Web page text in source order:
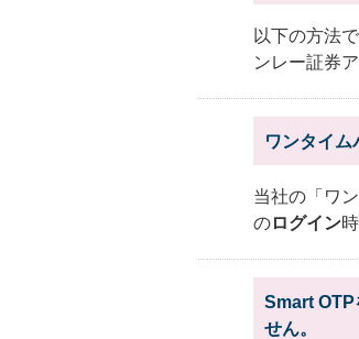
以下の方法
ンレー証券
ワンタイム
当社の「ワ
のログイン
Smart OTP
せん。